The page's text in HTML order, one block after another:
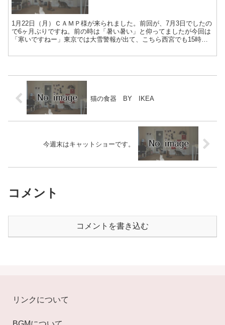
1月22日（月）ＣＡＭＰ様が来られました。前回が、7月3日でしたの
で6ヶ月ぶりですね。前の時は「暑い暑い」と仰ってましたが今回は
「寒いですねー」東京では大雪警報が出て、こちら西宮でも15時頃
猫の食器 BY IKEA
今週末はキャットショーです。
コメント
コメントを書き込む
リンクについて